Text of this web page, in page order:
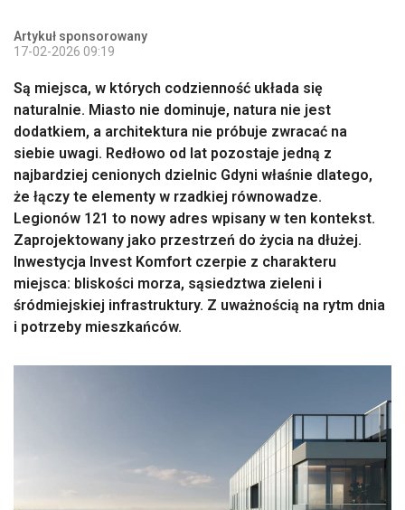
Artykuł sponsorowany
17-02-2026 09:19
Są miejsca, w których codzienność układa się
naturalnie. Miasto nie dominuje, natura nie jest
dodatkiem, a architektura nie próbuje zwracać na
siebie uwagi. Redłowo od lat pozostaje jedną z
najbardziej cenionych dzielnic Gdyni właśnie dlatego,
że łączy te elementy w rzadkiej równowadze.
Legionów 121 to nowy adres wpisany w ten kontekst.
Zaprojektowany jako przestrzeń do życia na dłużej.
Inwestycja Invest Komfort czerpie z charakteru
miejsca: bliskości morza, sąsiedztwa zieleni i
śródmiejskiej infrastruktury. Z uważnością na rytm dnia
i potrzeby mieszkańców.